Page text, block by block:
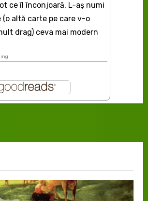
ce îl înconjoară. L-aş numi
(o altă carte pe care v-o
drag) ceva mai modern